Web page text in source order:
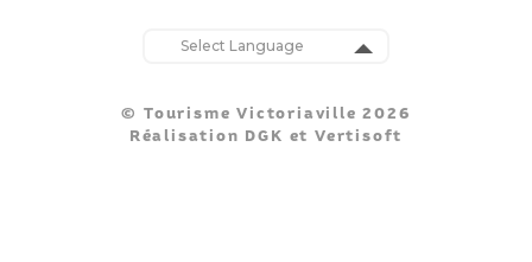
© Tourisme Victoriaville 2026
Réalisation DGK et Vertisoft